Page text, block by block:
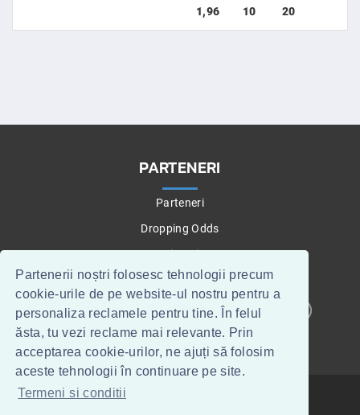
Partenerii noștri folosesc tehnologii precum
cookie-urile de pe website-ul nostru pentru a
personaliza reclamele pentru tine. În felul
ăsta, tu vezi reclame mai relevante. Prin
acceptarea cookie-urilor, ne ajuți să folosim
aceste tehnologii în continuare pe site.
Termeni si conditii
1,96
10
20
PARTENERI
Parteneri
Dropping Odds
Betting Tips
CONTACT WEBMASTERI
TOPTIPSERI.RO